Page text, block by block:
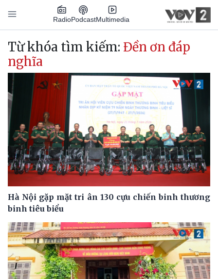
Nhảy đến nội dung
RadioPodcastMultimedia
Main navigation
Từ khóa tìm kiếm: Đền ơn đáp
nghĩa
Hà Nội gặp mặt tri ân 130 cựu chiến binh thương
binh tiêu biểu